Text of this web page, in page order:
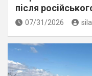
пiсля
07/31/2026